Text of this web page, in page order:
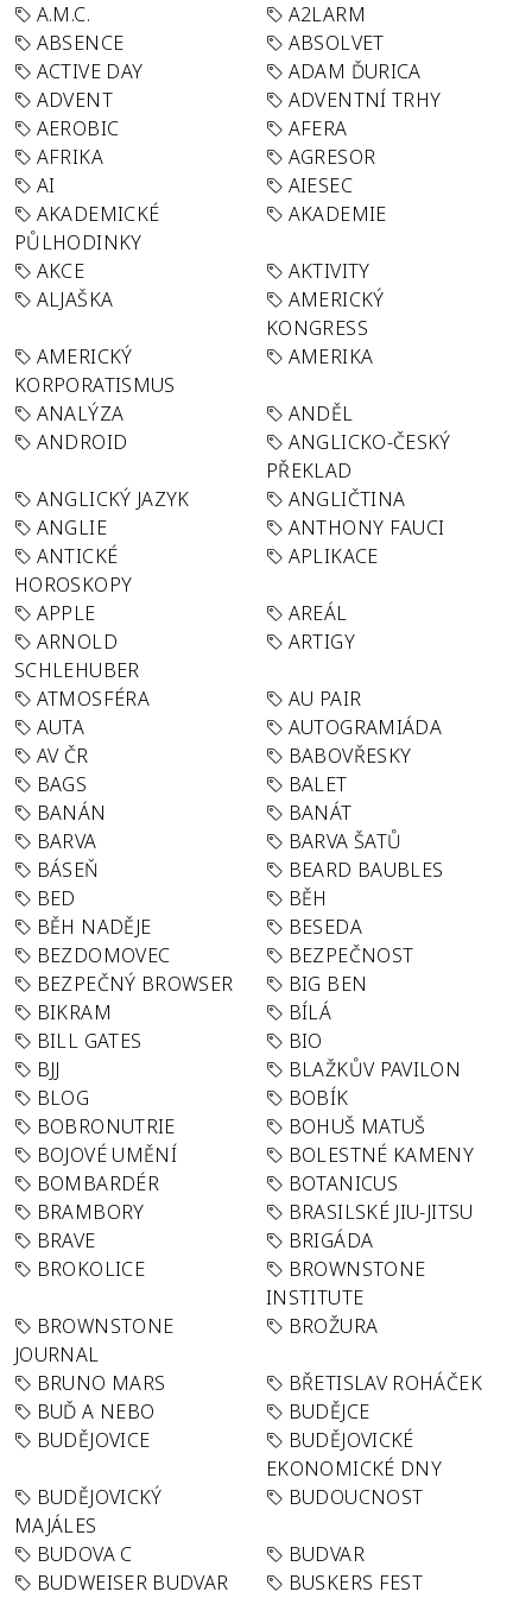
A.M.C.
A2LARM
ABSENCE
ABSOLVET
ACTIVE DAY
ADAM ĎURICA
ADVENT
ADVENTNÍ TRHY
AEROBIC
AFERA
AFRIKA
AGRESOR
AI
AIESEC
AKADEMICKÉ
PŮLHODINKY
AKADEMIE
AKCE
AKTIVITY
ALJAŠKA
AMERICKÝ
KONGRESS
AMERICKÝ
KORPORATISMUS
AMERIKA
ANALÝZA
ANDĚL
ANDROID
ANGLICKO-ČESKÝ
PŘEKLAD
ANGLICKÝ JAZYK
ANGLIČTINA
ANGLIE
ANTHONY FAUCI
ANTICKÉ
HOROSKOPY
APLIKACE
APPLE
AREÁL
ARNOLD
SCHLEHUBER
ARTIGY
ATMOSFÉRA
AU PAIR
AUTA
AUTOGRAMIÁDA
AV ČR
BABOVŘESKY
BAGS
BALET
BANÁN
BANÁT
BARVA
BARVA ŠATŮ
BÁSEŇ
BEARD BAUBLES
BED
BĚH
BĚH NADĚJE
BESEDA
BEZDOMOVEC
BEZPEČNOST
BEZPEČNÝ BROWSER
BIG BEN
BIKRAM
BÍLÁ
BILL GATES
BIO
BJJ
BLAŽKŮV PAVILON
BLOG
BOBÍK
BOBRONUTRIE
BOHUŠ MATUŠ
BOJOVÉ UMĚNÍ
BOLESTNÉ KAMENY
BOMBARDÉR
BOTANICUS
BRAMBORY
BRASILSKÉ JIU-JITSU
BRAVE
BRIGÁDA
BROKOLICE
BROWNSTONE
INSTITUTE
BROWNSTONE
JOURNAL
BROŽURA
BRUNO MARS
BŘETISLAV ROHÁČEK
BUĎ A NEBO
BUDĚJCE
BUDĚJOVICE
BUDĚJOVICKÉ
EKONOMICKÉ DNY
BUDĚJOVICKÝ
MAJÁLES
BUDOUCNOST
BUDOVA C
BUDVAR
BUDWEISER BUDVAR
BUSKERS FEST